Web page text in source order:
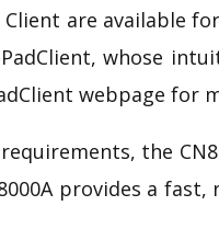
Client are available for
PadClient, whose
webpage for
the
provides a